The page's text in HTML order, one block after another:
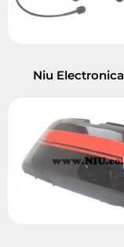
Niu Electronica